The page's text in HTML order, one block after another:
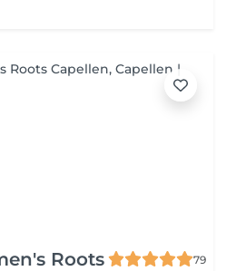
Roots
79